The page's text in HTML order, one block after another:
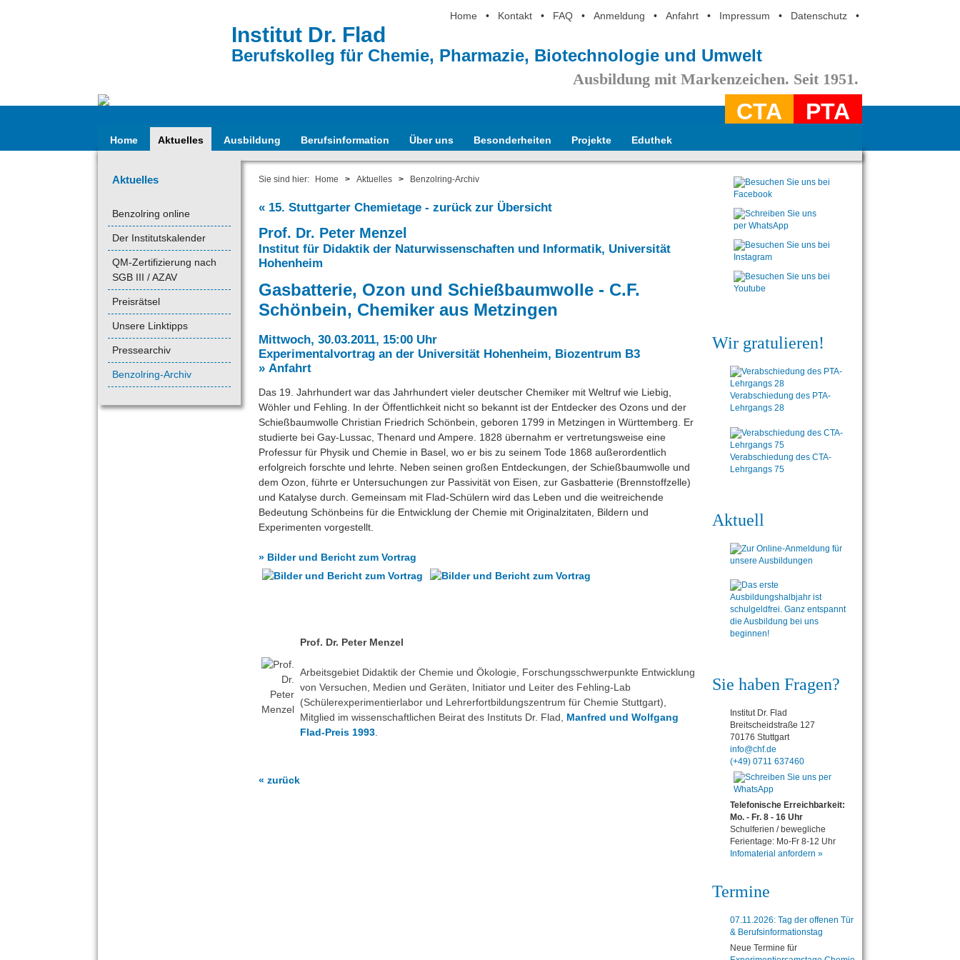
Home • Kontakt • FAQ • Anmeldung • Anfahrt • Impressum • Datenschutz •
Institut Dr. Flad
Berufskolleg für Chemie, Pharmazie, Biotechnologie und Umwelt
Ausbildung mit Markenzeichen. Seit 1951.
CTA PTA
Home Aktuelles Ausbildung Berufsinformation Über uns Besonderheiten Projekte Eduthek
Aktuelles
Benzolring online
Der Institutskalender
QM-Zertifizierung nach
SGB III / AZAV
Preisrätsel
Unsere Linktipps
Pressearchiv
Benzolring-Archiv
Sie sind hier: Home > Aktuelles > Benzolring-Archiv
« 15. Stuttgarter Chemietage - zurück zur Übersicht
Prof. Dr. Peter Menzel
Institut für Didaktik der Naturwissenschaften und Informatik, Universität
Hohenheim
Gasbatterie, Ozon und Schießbaumwolle - C.F.
Schönbein, Chemiker aus Metzingen
Mittwoch, 30.03.2011, 15:00 Uhr
Experimentalvortrag an der Universität Hohenheim, Biozentrum B3
» Anfahrt
Das 19. Jahrhundert war das Jahrhundert vieler deutscher Chemiker mit Weltruf wie Liebig,
Wöhler und Fehling. In der Öffentlichkeit nicht so bekannt ist der Entdecker des Ozons und der
Schießbaumwolle Christian Friedrich Schönbein, geboren 1799 in Metzingen in Württemberg. Er
studierte bei Gay-Lussac, Thenard und Ampere. 1828 übernahm er vertretungsweise eine
Professur für Physik und Chemie in Basel, wo er bis zu seinem Tode 1868 außerordentlich
erfolgreich forschte und lehrte. Neben seinen großen Entdeckungen, der Schießbaumwolle und
dem Ozon, führte er Untersuchungen zur Passivität von Eisen, zur Gasbatterie (Brennstoffzelle)
und Katalyse durch. Gemeinsam mit Flad-Schülern wird das Leben und die weitreichende
Bedeutung Schönbeins für die Entwicklung der Chemie mit Originalzitaten, Bildern und
Experimenten vorgestellt.
» Bilder und Bericht zum Vortrag
Prof. Dr. Peter Menzel
Arbeitsgebiet Didaktik der Chemie und Ökologie, Forschungsschwerpunkte Entwicklung
von Versuchen, Medien und Geräten, Initiator und Leiter des Fehling-Lab
(Schülerexperimentierlabor und Lehrerfortbildungszentrum für Chemie Stuttgart),
Mitglied im wissenschaftlichen Beirat des Instituts Dr. Flad, Manfred und Wolfgang
Flad-Preis 1993
« zurück
Wir gratulieren!
Verabschiedung des PTA-
Lehrgangs 28
Verabschiedung des CTA-
Lehrgangs 75
Aktuell
Sie haben Fragen?
Institut Dr. Flad
Breitscheidstraße 127
70176 Stuttgart
info@chf.de
(+49) 0711 637460
Telefonische Erreichbarkeit:
Mo. - Fr. 8 - 16 Uhr
Schulferien / bewegliche
Ferientage: Mo-Fr 8-12 Uhr
Infomaterial anfordern »
Termine
07.11.2026: Tag der offenen Tür
& Berufsinformationstag
Neue Termine für